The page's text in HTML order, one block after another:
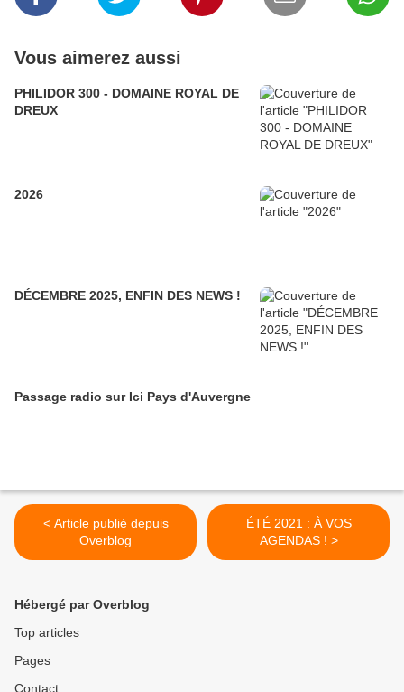
Vous aimerez aussi
PHILIDOR 300 - DOMAINE ROYAL DE
DREUX
2026
DÉCEMBRE 2025, ENFIN DES NEWS !
Passage radio sur Ici Pays d'Auvergne
< Article publié depuis
Overblog
ÉTÉ 2021 : À VOS
AGENDAS ! >
Hébergé par Overblog
Top articles
Pages
Contact